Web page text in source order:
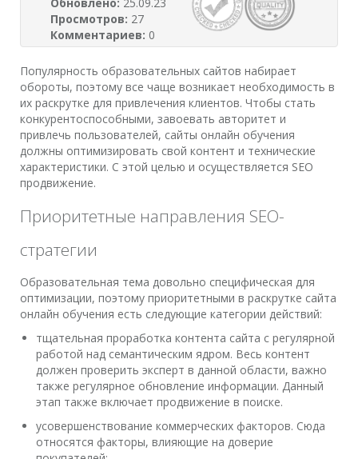
Просмотров: 27
Комментариев: 0
Популярность образовательных сайтов набирает
обороты, поэтому все чаще возникает необходимость в
их раскрутке для привлечения клиентов. Чтобы стать
конкурентоспособными, завоевать авторитет и
привлечь пользователей, сайты онлайн обучения
должны оптимизировать свой контент и технические
характеристики. С этой целью и осуществляется SEO
продвижение.
Приоритетные направления SEO-
стратегии
Образовательная тема довольно специфическая для
оптимизации, поэтому приоритетными в раскрутке сайта
онлайн обучения есть следующие категории действий:
тщательная проработка контента сайта с регулярной
работой над семантическим ядром. Весь контент
должен проверить эксперт в данной области, важно
также регулярное обновление информации. Данный
этап также включает продвижение в поиске.
усовершенствование коммерческих факторов. Сюда
относятся факторы, влияющие на доверие